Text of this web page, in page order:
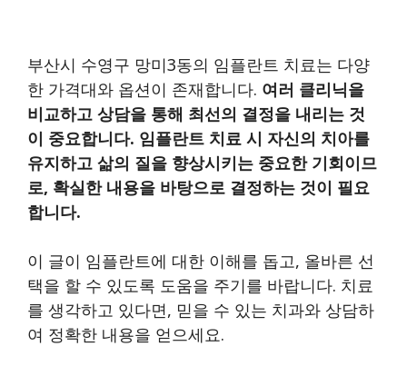
부산시 수영구 망미3동의 임플란트 치료는 다양
한 가격대와 옵션이 존재합니다. 여러 클리닉을
비교하고 상담을 통해 최선의 결정을 내리는 것
이 중요합니다. 임플란트 치료 시 자신의 치아를
유지하고 삶의 질을 향상시키는 중요한 기회이므
로, 확실한 내용을 바탕으로 결정하는 것이 필요
합니다.
이 글이 임플란트에 대한 이해를 돕고, 올바른 선
택을 할 수 있도록 도움을 주기를 바랍니다. 치료
를 생각하고 있다면, 믿을 수 있는 치과와 상담하
여 정확한 내용을 얻으세요.